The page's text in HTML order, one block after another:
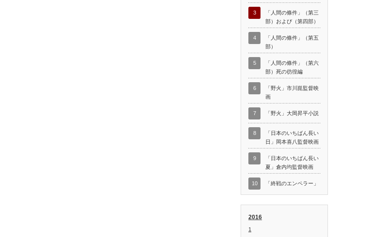
3
「人間の條件」（第三
部）および（第四部）
4
「人間の條件」（第五
部）
5
「人間の條件」（第六
部）死の彷徨編
6
「野火」市川崑監督映
画
7 「野火」大岡昇平小説
8
「日本のいちばん長い
日」岡本喜八監督映画
9
「日本のいちばん長い
夏」倉内均監督映画
10 「終戦のエンペラー」
2016
1